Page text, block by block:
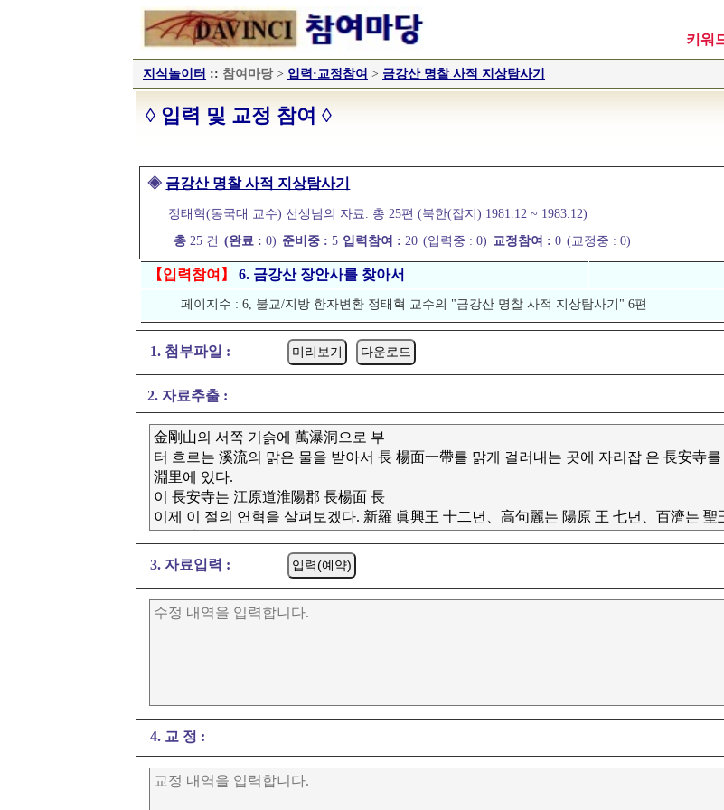
키워
지식놀이터 :: 참여마당> 입력·교정참여 > 금강산 명찰 사적 지상탐사기
◊ 입력 및 교정 참여 ◊
◈ 금강산 명찰 사적 지상탐사기
정태혁(동국대 교수) 선생님의 자료. 총 25편 (북한(잡지) 1981.12 ~ 1983.12)
총 25 건 (완료 : 0) 준비중 : 5 입력참여 : 20 (입력중 :0) 교정참여 : 0 (교정중 : 0)
【입력참여】 6. 금강산 장안사를 찾아서
페이지수 : 6, 불교/지방 한자변환 정태혁 교수의 "금강산 명찰 사적 지상탐사기" 6편
1. 첨부파일 :
2. 자료추출 :
3. 자료입력 :
4. 교 정 :